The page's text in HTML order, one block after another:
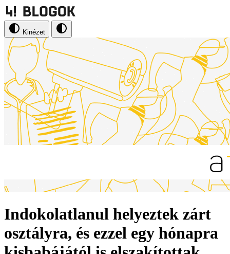
Kinézet
Indokolatlanul helyeztek zárt
osztályra, és ezzel egy hónapra